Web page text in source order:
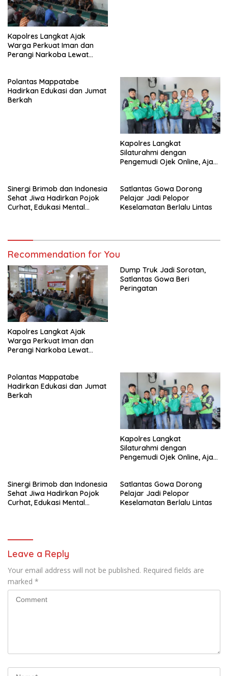
Kapolres Langkat Ajak
Warga Perkuat Iman dan
Perangi Narkoba Lewat
Polantas Mappatabe
Hadirkan Edukasi dan Jumat
Berkah
Kapolres Langkat
Silaturahmi dengan
Pengemudi Ojek Online, Ajak
Sinergi Brimob dan Indonesia
Sehat Jiwa Hadirkan Pojok
Curhat, Edukasi Mental
Satlantas Gowa Dorong
Pelajar Jadi Pelopor
Keselamatan Berlalu Lintas
Recommendation for You
Kapolres Langkat Ajak
Warga Perkuat Iman dan
Perangi Narkoba Lewat
Dump Truk Jadi Sorotan,
Satlantas Gowa Beri
Peringatan
Polantas Mappatabe
Hadirkan Edukasi dan Jumat
Berkah
Kapolres Langkat
Silaturahmi dengan
Pengemudi Ojek Online, Ajak
Sinergi Brimob dan Indonesia
Sehat Jiwa Hadirkan Pojok
Curhat, Edukasi Mental
Satlantas Gowa Dorong
Pelajar Jadi Pelopor
Keselamatan Berlalu Lintas
Leave a Reply
Your email address will not be published. Required fields are
marked *